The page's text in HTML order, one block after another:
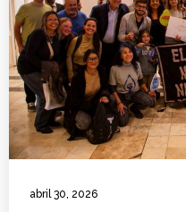
abril 30, 2026